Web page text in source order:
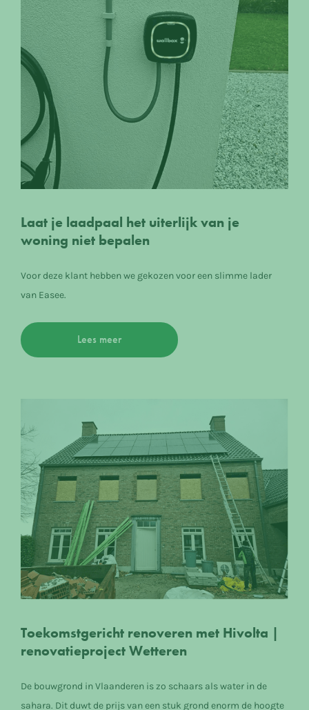
Laat je laadpaal het uiterlijk van je
woning niet bepalen
Voor deze klant hebben we gekozen voor een slimme lader
van Easee.
Lees meer
Toekomstgericht renoveren met Hivolta |
renovatieproject Wetteren
De bouwgrond in Vlaanderen is zo schaars als water in de
sahara. Dit duwt de prijs van een stuk grond enorm de hoogte